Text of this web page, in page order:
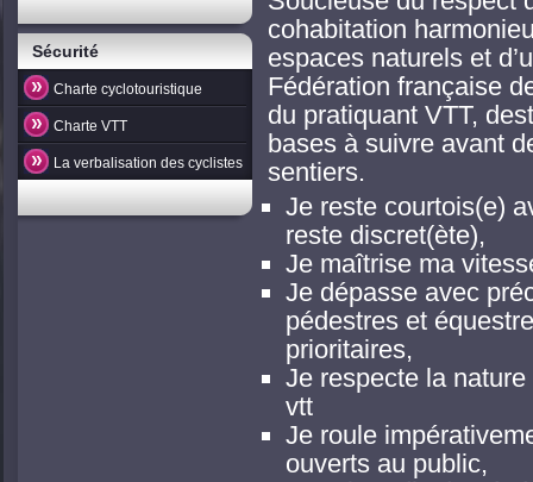
Sécurité
Charte cyclotouristique
Charte VTT
La verbalisation des cyclistes
cohabitation
espaces naturels et
Fédération française
du pratiquant VTT,
bases à suivre avant
sentiers.
Je reste courtois(e)
reste discret(ète),
Je maîtrise ma
Je dépasse avec
pédestres et
prioritaires,
Je respecte la
vtt
Je roule
ouverts au public,